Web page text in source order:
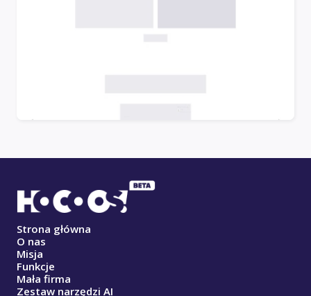
Strona główna
O nas
Misja
Funkcje
Mała firma
Zestaw narzędzi AI